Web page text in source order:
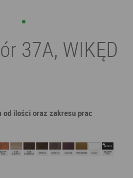
37A, WIKĘD
od ilości oraz zakresu prac